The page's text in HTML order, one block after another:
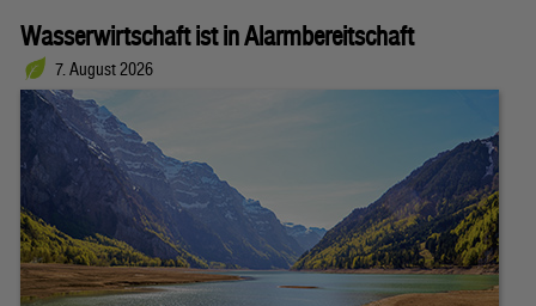
Wasserwirtschaft ist in Alarmbereitschaft
7. August 2026